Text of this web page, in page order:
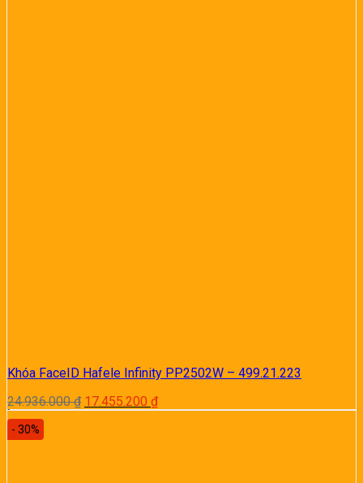
Khóa FaceID Hafele Infinity PP2502W – 499.21.223
24.936.000₫ Giá
gốc
17.455.200 ₫Giá
hiện
- 30%